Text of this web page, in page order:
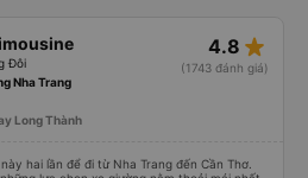
ảnh đúng sự thật, dịch vụ thật. Sẽ giới thiệu
Đôi
4.8 star_rate
(1743 đánh giá)
Nha Trang
Long Thành
hai lần để đi từ Nha Trang đến Cần Thơ.